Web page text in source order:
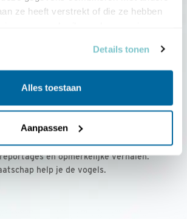
ze heeft verstrekt of die ze hebben
Details tonen
Alles toestaan
Aanpassen
Vogels voor € 36,00 per jaar
voor onze leden, met
en opmerkelijke verhalen.
help je de vogels.